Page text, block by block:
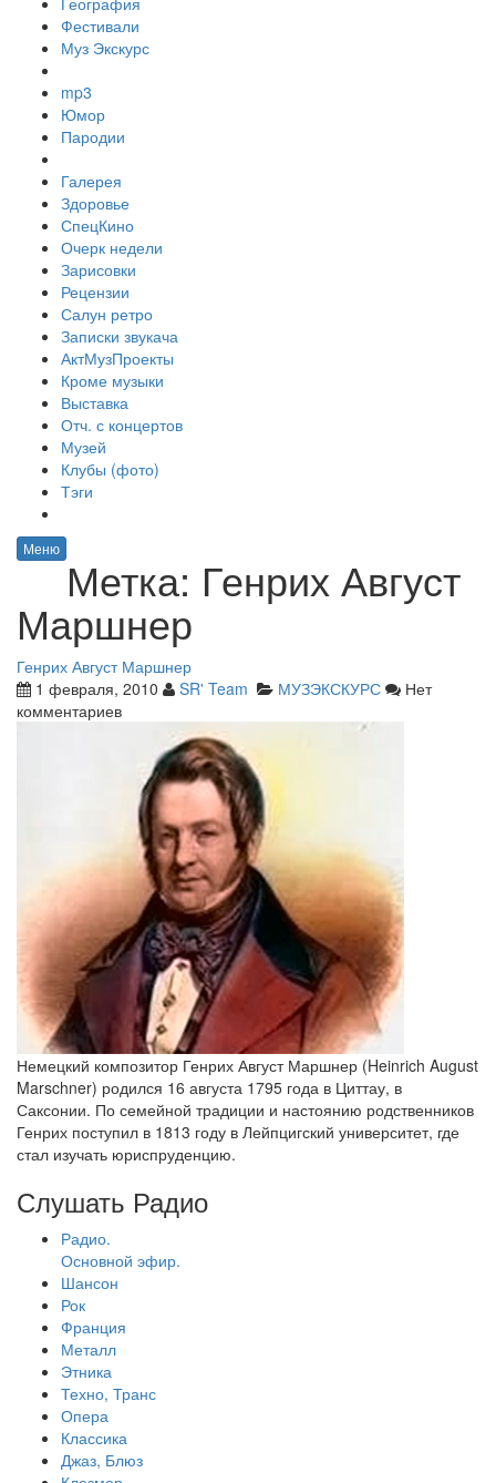
Фестивали
Муз Экскурс
mp3
Юмор
Пародии
Галерея
Здоровье
СпецКино
Очерк недели
Зарисовки
Рецензии
Салун ретро
Записки звукача
АктМузПроекты
Кроме музыки
Выставка
Отч. с концертов
Музей
Клубы (фото)
Тэги
Меню
Метка: Генрих Август
Маршнер
Генрих Август Маршнер
1 февраля, 2010
SR' Team МУЗЭКСКУРС
Нет
комментариев
Немецкий композитор Генрих Август Маршнер (Heinrich August
Marschner) родился 16 августа 1795 года в Циттау, в
Саксонии. По семейной традиции и настоянию родственников
Генрих поступил в 1813 году в Лейпцигский университет, где
стал изучать юриспруденцию.
Слушать Радио
Радио.
Основной эфир.
Шансон
Рок
Франция
Металл
Этника
Техно, Транс
Опера
Классика
Джаз, Блюз